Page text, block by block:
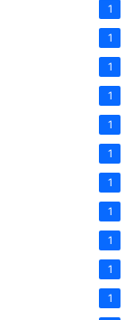
1
1
1
1
1
1
1
1
1
1
1